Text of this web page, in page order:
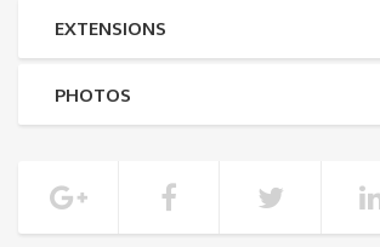
EXTENSIONS
PHOTOS